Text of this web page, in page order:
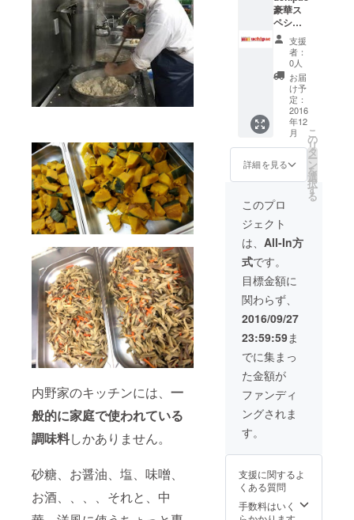
内野家のキッチンには、 一
般的に家庭で使われている
調味料しかありません。
砂糖、お醤油、塩、味噌、
お酒、、、、それと、中
助け ～
やば
い！一
品足り
ない！
～セッ
ト ・糸
コンそ
ぼろ煮
・大豆
煮 ・ぜ
・サラ
ダチキ
肉と厚
千切り
大根 ・
ステー
キ ・竹
の子土
佐煮 ※
お手数
おかけ
します
が、ご
希望の
種類の
番号を
応援コ
メント
下さ
い。
※（送料
はこち
らが負
ハン
バーグ
(トマト
ソース)
・豚バ
ラス
テーキ
・焼き
鮭 ・肉
ごぼう
・なん
きん煮
・卯の
キン ②
ちゃん
＆おば
あちゃ
ん ～い
つまで
も元気
でいて
ね～！
ギネ
ス！～
セット
・卯の
花 ・牛
肉と玉
ねぎの
大根 ・
なんき
ん煮 ・
塩鮭 ・
鶏大根
はこち
らが負
担致し
ます）
載(ニッ
クネー
ム可) ★
全30種
類 ～
やっ
たー！
全部食
べれる
やん！
～３
セッ
ト。 ※
お届け
は 一回
目 ２
０１６
年１２
月 二回
目 ２
０１７
年 ３月
三回
目 ２
０１７
年６月
に旬の
時期の
できあ
がり
を、滅
菌パッ
クして
す。 ※
商品名
は本文
に記載
してお
豪華ス
ペシャ
ルセッ
ト！ ★
内野家
スタッ
フよ
り、お
礼の手
紙。 ★
ちめい
どさん
作詞作
曲「内
野家」
オリジ
ナルＣ
Ｄ。 ★
内野家
HPでの
名前掲
載(ニッ
クネー
ム可) ★
全30種
類 ～
やっ
たー！
全部食
べれる
やん！
～５
セット
目 ２
年１２
月 二回
目 ２
０１７
支援
者：
0人
お届
け予
定：
2016
年12
月
詳細を見る
こ
の
リ
タ
ー
ン
を
選
択
す
る
このプロ
ジェクト
は、 All-In方
式です。
目標金額に
関わらず、
2016/09/27
23:59:59ま
でに集まっ
た金額が
ファンディ
ングされま
す。
支援に関するよ
くある質問
手数料はいく